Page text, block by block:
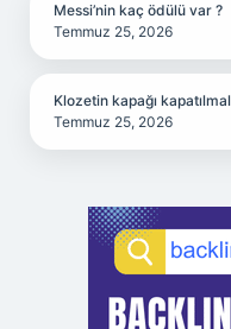
Messi’nin kaç ödülü var ?
Temmuz 25, 2026
Klozetin kapağı
Temmuz 25, 2026